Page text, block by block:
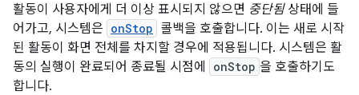
활동이 사용자에게 더 이상 표시되지 않으면 중단됨상태에 들
어가고, 시스템은 onStop 콜백을 호출합니다. 이는 새로 시작
된 활동이 화면 전체를 차지할 경우에 적용됩니다. 시스템은 활
동의 실행이 완료되어 종료될 시점에
onStop 을 호출하기도
합니다.